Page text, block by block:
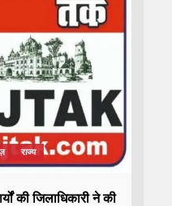
राज्य
की जिलाधिकारी ने की